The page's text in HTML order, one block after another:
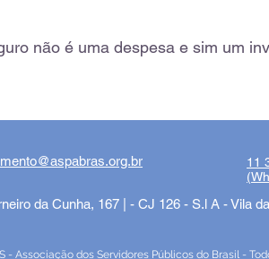
não é uma despesa e sim um
11
da Cunha, 167 | - CJ 126 - S.l A - Vila
- Associação dos Servidores Públicos do Brasil -